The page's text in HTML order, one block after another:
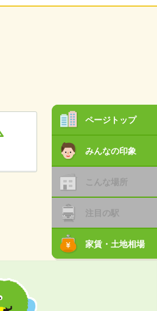
ページトップ
みんなの印象
こんな場所
注目の駅
家賃・土地相場